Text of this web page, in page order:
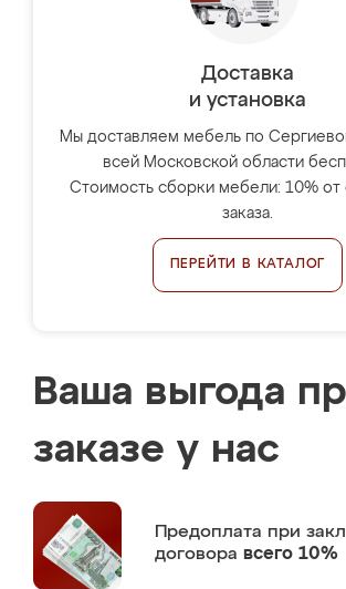
Доставка
и установка
Мы доставляем мебель по
всей Московской области
Стоимость сборки мебели: 10% от
заказа.
ПЕРЕЙТИ В КАТАЛОГ
Ваша выгода
заказе у нас
Предоплата при
договора всего 10%